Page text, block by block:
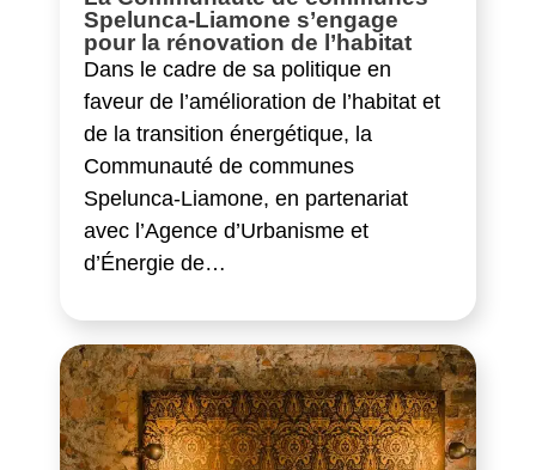
Spelunca-Liamone s’engage
pour la rénovation de l’habitat
Dans le cadre de sa politique en
faveur de l’amélioration de l’habitat et
de la transition énergétique, la
Communauté de communes
Spelunca-Liamone, en partenariat
avec l’Agence d’Urbanisme et
d’Énergie de…